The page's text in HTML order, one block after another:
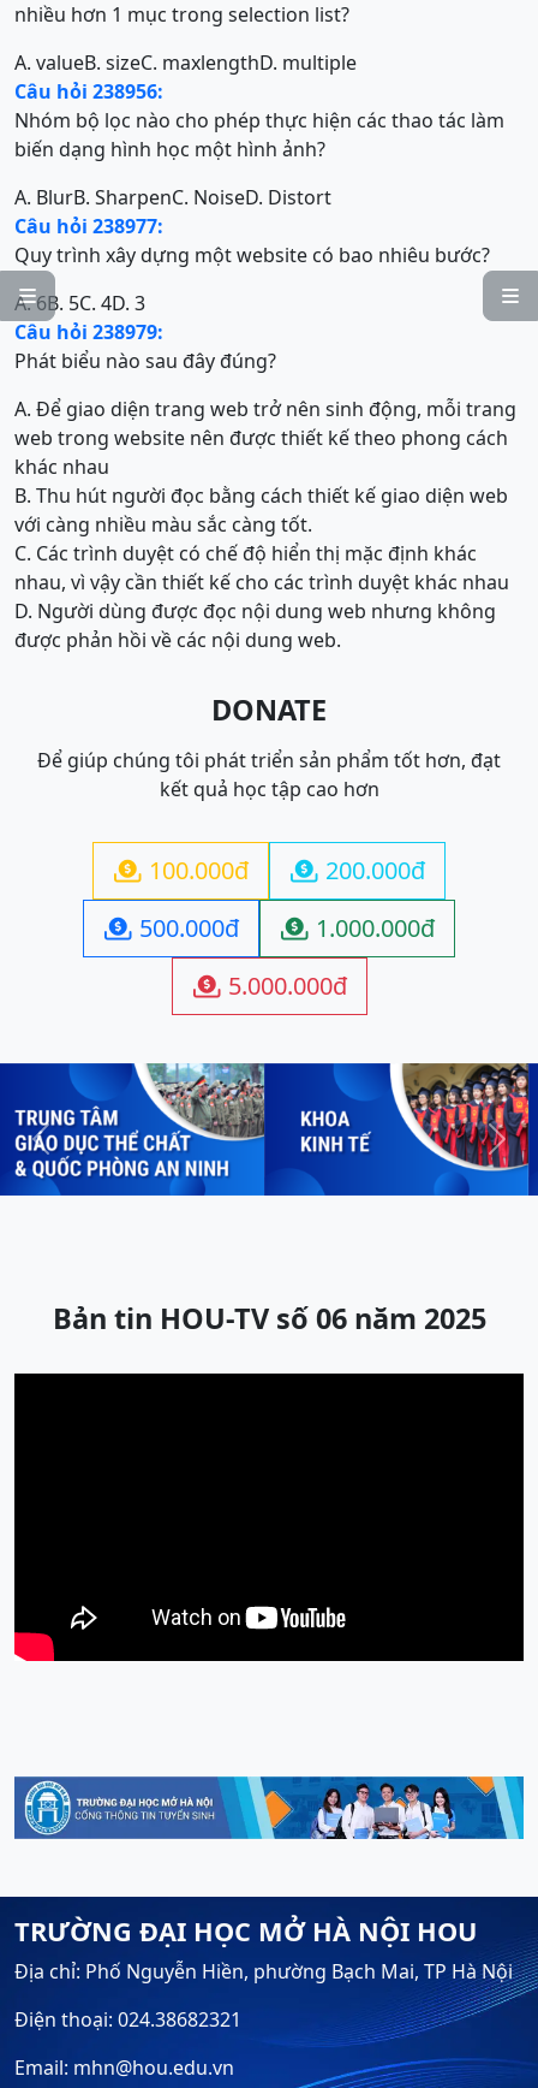


nhiều hơn 1 mục trong selection list?
A. valueB. sizeC. maxlengthD. multiple
Câu hỏi 238956:
Nhóm bộ lọc nào cho phép thực hiện các thao tác làm
biến dạng hình học một hình ảnh?
A. BlurB. SharpenC. NoiseD. Distort
Câu hỏi 238977:
Quy trình xây dựng một website có bao nhiêu bước?
A. 6B. 5C. 4D. 3
Câu hỏi 238979:
Phát biểu nào sau đây đúng?
A. Để giao diện trang web trở nên sinh động, mỗi trang
web trong website nên được thiết kế theo phong cách
khác nhau
B. Thu hút người đọc bằng cách thiết kế giao diện web
với càng nhiều màu sắc càng tốt.
C. Các trình duyệt có chế độ hiển thị mặc định khác
nhau, vì vậy cần thiết kế cho các trình duyệt khác nhau
D. Người dùng được đọc nội dung web nhưng không
được phản hồi về các nội dung web.
DONATE
Để giúp chúng tôi phát triển sản phẩm tốt hơn, đạt
kết quả học tập cao hơn
 100.000đ  200.000đ
 500.000đ  1.000.000đ
 5.000.000đ
Previous Next
Bản tin HOU-TV số 06 năm 2025
TRƯỜNG ĐẠI HỌC MỞ HÀ NỘI HOU
Địa chỉ: Phố Nguyễn Hiền, phường Bạch Mai, TP Hà Nội
Điện thoại: 024.38682321
Email: mhn@hou.edu.vn